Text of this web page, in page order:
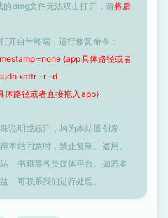
的dmg文件无法双击打开，请将后
打开自带终端，运行修复命令：
{app具体路径或者
xattr -r -d
路径或者直接拖入app}
说明或标注，均为本站原创发
本站同意时，禁止复制、盗用、
、书籍等各类媒体平台。如若本
，可联系我们进行处理。